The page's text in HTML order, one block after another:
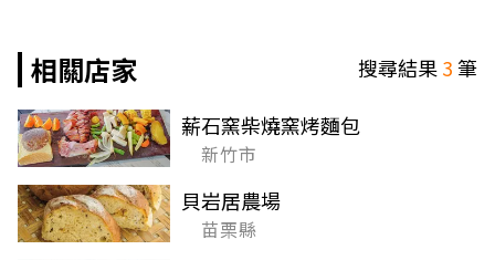
相關店家 搜尋結果3筆
薪石窯柴燒窯烤麵包
新竹市
貝岩居農場
苗栗縣